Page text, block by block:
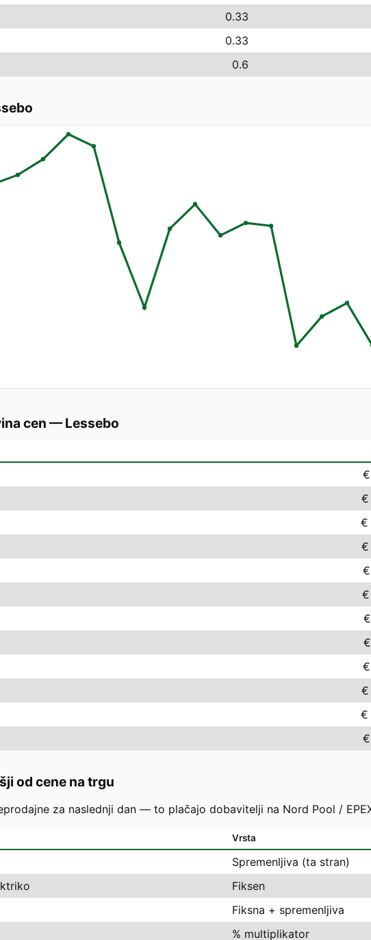
0.33
0.33
0.6
cen —Lessebo
€
€
€
€
€
€
od cene na trgu
za naslednji dan — to plačajo dobavitelji na Nord Pool /
Vrsta
Spremenljiva (ta stran)
Fiksen
Fiksna + spremenljiva
% multiplikator